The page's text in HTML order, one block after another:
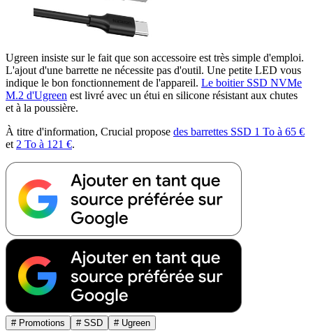
Ugreen insiste sur le fait que son accessoire est très simple d'emploi.
L'ajout d'une barrette ne nécessite pas d'outil. Une petite LED vous
indique le bon fonctionnement de l'appareil. Le boitier SSD NVMe
M.2 d'Ugreen est livré avec un étui en silicone résistant aux chutes
et à la poussière.
À titre d'information, Crucial propose des barrettes SSD 1 To à 65 €
et 2 To à 121 €.
# Promotions # SSD # Ugreen